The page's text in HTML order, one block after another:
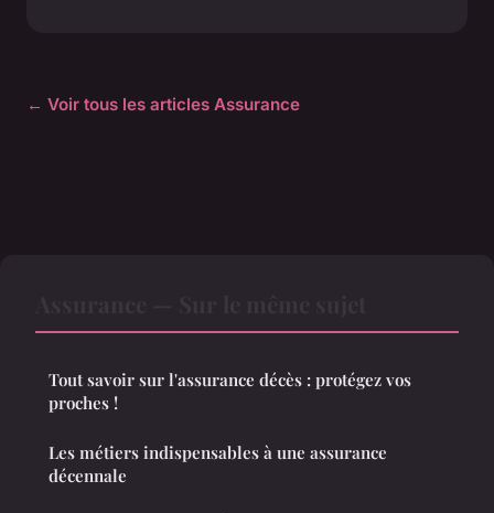
← Voir tous les articles Assurance
Tout savoir sur l'assurance décès : protégez vos
proches !
Les métiers indispensables à une assurance
décennale